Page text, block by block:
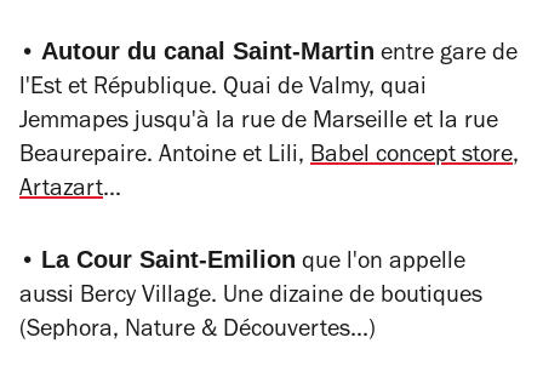
• Autour du canal Saint-Martin entre gare de
l'Est et République. Quai de Valmy, quai
Jemmapes jusqu'à la rue de Marseille et la rue
Beaurepaire. Antoine et Lili, Babel concept store,
Artazart...
• La Cour Saint-Emilion que l'on appelle
aussi Bercy Village. Une dizaine de boutiques
(Sephora, Nature & Découvertes...)